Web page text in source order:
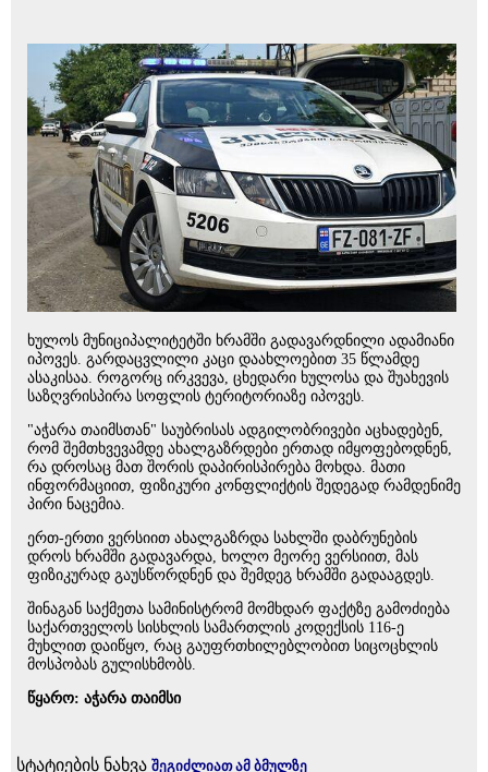
ხულოს მუნიციპალიტეტში ხრამში გადავარდნილი ადამიანი
იპოვეს. გარდაცვლილი კაცი დაახლოებით 35 წლამდე
ასაკისაა. როგორც ირკვევა, ცხედარი ხულოსა და შუახევის
საზღვრისპირა სოფლის ტერიტორიაზე იპოვეს.
"აჭარა თაიმსთან" საუბრისას ადგილობრივები აცხადებენ,
რომ შემთხვევამდე ახალგაზრდები ერთად იმყოფებოდნენ,
რა დროსაც მათ შორის დაპირისპირება მოხდა. მათი
ინფორმაციით, ფიზიკური კონფლიქტის შედეგად რამდენიმე
პირი ნაცემია.
ერთ-ერთი ვერსიით ახალგაზრდა სახლში დაბრუნების
დროს ხრამში გადავარდა, ხოლო მეორე ვერსიით, მას
ფიზიკურად გაუსწორდნენ და შემდეგ ხრამში გადააგდეს.
შინაგან საქმეთა სამინისტრომ მომხდარ ფაქტზე გამოძიება
საქართველოს სისხლის სამართლის კოდექსის 116-ე
მუხლით დაიწყო, რაც გაუფრთხილებლობით სიცოცხლის
მოსპობას გულისხმობს.
წყარო: აჭარა თაიმსი
სტატიების ნახვა შეგიძლიათ ამ ბმულზე